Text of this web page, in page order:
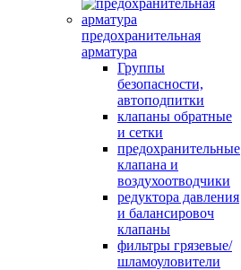
предохранительная
арматура
Группы
безопасности,
автоподпитки
клапаны обратные
и сетки
предохранительные
клапана и
воздухоотводчики
редуктора давления
и балансировоч
клапаны
фильтры грязевые/
шламоуловители